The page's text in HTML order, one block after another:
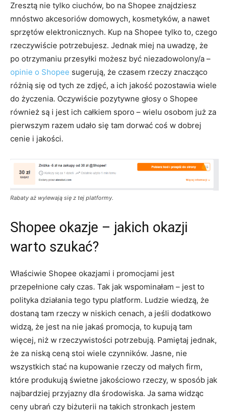
Zresztą nie tylko ciuchów, bo na Shopee znajdziesz
mnóstwo akcesoriów domowych, kosmetyków, a nawet
sprzętów elektronicznych. Kup na Shopee tylko to, czego
rzeczywiście potrzebujesz. Jednak miej na uwadzę, że
po otrzymaniu przesyłki możesz być niezadowolony/a –
opinie o Shopee sugerują, że czasem rzeczy znacząco
różnią się od tych ze zdjęć, a ich jakość pozostawia wiele
do życzenia. Oczywiście pozytywne głosy o Shopee
również są i jest ich całkiem sporo – wielu osobom już za
pierwszym razem udało się tam dorwać coś w dobrej
cenie i jakości.
Rabaty aż wylewają się z tej platformy.
Shopee okazje – jakich okazji
warto szukać?
Właściwie Shopee okazjami i promocjami jest
przepełnione cały czas. Tak jak wspominałam – jest to
polityka działania tego typu platform. Ludzie wiedzą, że
dostaną tam rzeczy w niskich cenach, a jeśli dodatkowo
widzą, że jest na nie jakaś promocja, to kupują tam
więcej, niż w rzeczywistości potrzebują. Pamiętaj jednak,
że za niską ceną stoi wiele czynników. Jasne, nie
wszystkich stać na kupowanie rzeczy od małych firm,
które produkują świetne jakościowo rzeczy, w sposób jak
najbardziej przyjazny dla środowiska. Ja sama widząc
ceny ubrań czy biżuterii na takich stronkach jestem